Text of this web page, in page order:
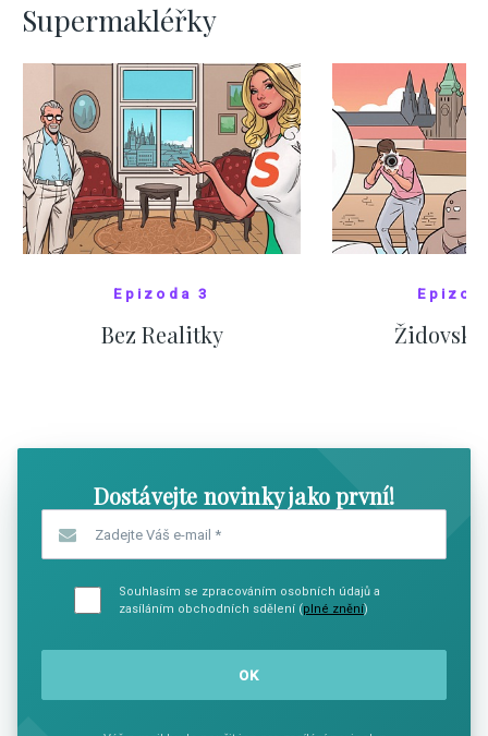
Supermakléřky
Epizoda 3
Bez Realitky
Dostávejte novinky jako první!
Souhlasím se zpracováním osobních údajů a
zasíláním obchodních sdělení (plné znění)